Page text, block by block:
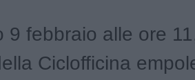
9 febbraio alle ore
Ciclofficina